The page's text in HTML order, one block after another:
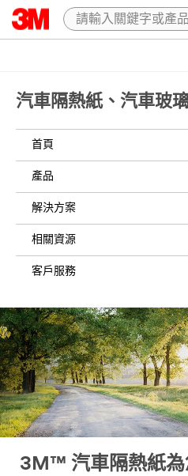
關
閉
歡迎與我們
請填寫所有項
目，註明為
「非必填」者
例外。
*電子郵件
姓氏
*名字
*客戶類型
請選擇
*公司名
汽車隔熱紙、汽車玻
首頁
產品
解決方案
相關資源
客戶服務
3M™ 汽車隔熱紙為